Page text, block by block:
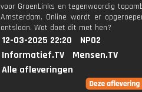
voor GroenLinks en tegenwoordig
Amsterdam. Online wordt er
ontslaan. Wat doet dit met hen?
12-03-2025 22:20
NPO2
Informatief.TV
Mensen.TV
Alle afleveringen